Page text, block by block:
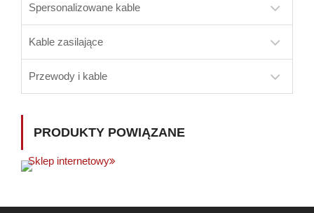
Spersonalizowane kable
Kable zasilające
Przewody i kable
PRODUKTY POWIĄZANE
Sklep internetowy